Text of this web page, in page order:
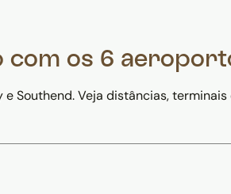
com os 6
Southend. Veja distâncias,